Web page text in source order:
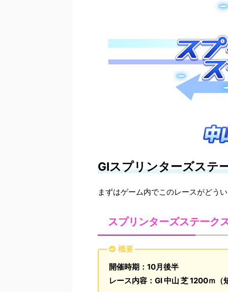
GⅠスプリンターズステ
まずはゲーム内でこのレースがどう
スプリンターズステーク
概要
開催時期：10月後半
レース内容：GⅠ 中山 芝 1200ｍ